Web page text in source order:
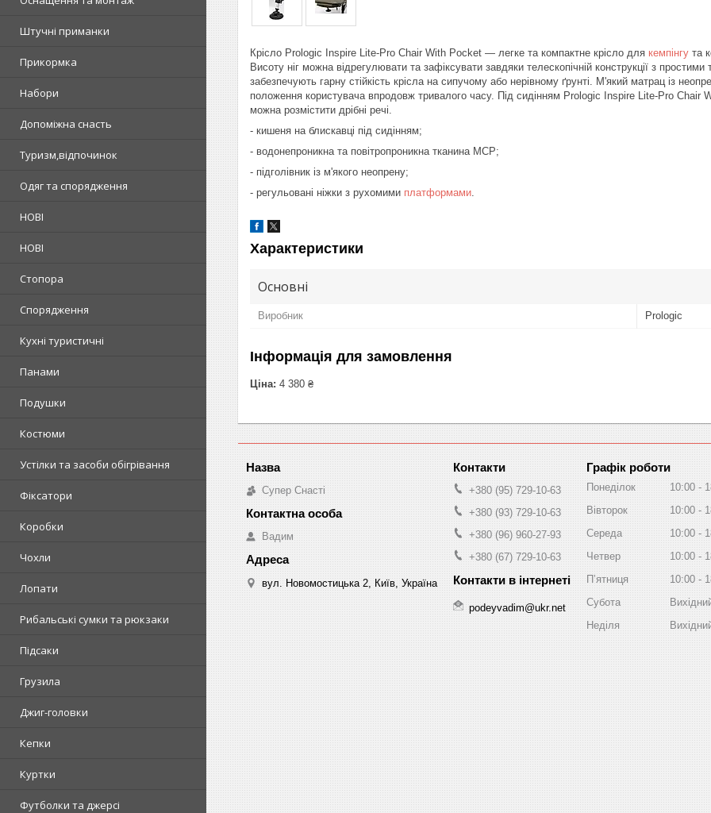
Штучні приманки
Прикормка
Набори
Допоміжна снасть
Туризм,відпочинок
Одяг та спорядження
НОВІ
НОВІ
Стопора
Спорядження
Кухні туристичні
Панами
Подушки
Костюми
Устілки та засоби обігрівання
Фіксатори
Коробки
Чохли
Лопати
Рибальські сумки та рюкзаки
Підсаки
Грузила
Джиг-головки
Кепки
Куртки
Футболки та джерсі
Крісло Prologic Inspire Lite-Pro Chair With Pocket — легке та компактне крісло для кемпінгу та
Висоту ніг можна відрегулювати та зафіксувати завдяки телескопічній конструкції з
забезпечують гарну стійкість крісла на сипучому або нерівному ґрунті. М'який матрац із
положення користувача впродовж тривалого часу. Під сидінням Prologic Inspire Lite-Pro Chair
можна розмістити дрібні речі.
- кишеня на блискавці під сидінням;
- водонепроникна та повітропроникна тканина MCP;
- підголівник із м'якого неопрену;
- регульовані ніжки з рухомими платформами
Характеристики
Основні
Виробник Prologic
Інформація для замовлення
Ціна: 4 380 ₴
Супер Снасті
Вадим
вул. Новомостицька 2, Київ, Україна
+380 (95) 729-10-63
+380 (93) 729-10-63
+380 (96) 960-27-93
+380 (67) 729-10-63
podeyvadim@ukr.net
Графік роботи
Понеділок 10:00
Вівторок
10:00
Середа
10:00
Четвер
10:00
Пʼятниця
10:00
Субота
Неділя